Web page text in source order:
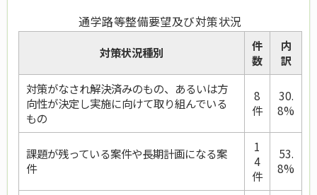
通学路等整備要望及び対策状況
対策状況種別
件
数
内
訳
対策がなされ解決済みのもの、あるいは方
向性が決定し実施に向けて取り組んでいる
もの
8
件
30.
8%
課題が残っている案件や長期計画になる案
件
1
4
件
53.
8%